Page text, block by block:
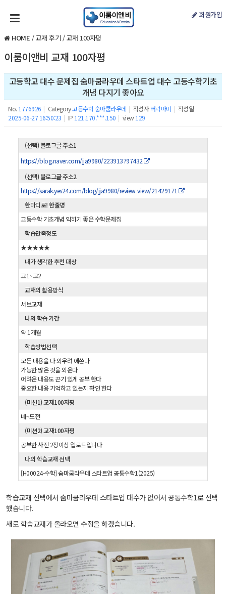
회원가입
HOME /교재 후기 /교재 100자평
이룸이앤비 교재 100자평
고등학교 대수 문제집 숨마쿰라우데 스타트업 대수 고등수학기초
개념 다지기 좋아요
No. 1776926 | Category고등수학 숨마쿰라우데 | 작성자 버럭마미 | 작성일
2025-06-27 16:50:23 | IP 121.170.***.150 | view 129
(선택) 블로그글 주소1
https://blog.naver.com/jja9980/223913797432
(선택) 블로그글 주소2
https://sarak.yes24.com/blog/jja9980/review-view/21429171
한마디로! 한줄평
고등수학 기초개념 익히기 좋은 수학문제집
학습만족정도
★★★★★
내가 생각한 추천 대상
고1~고2
교재의 활용방식
서브교재
나의 학습 기간
약 1개월
학습방법선택
모든 내용을 다 외우려 애쓴다
가능한 많은 것을 외운다
어려운 내용도 끈기 있게 공부 한다
중요한 내용 기억하고 있는지 확인 한다
(미션1) 교재100자평
네~도전
(미션2) 교재100자평
공부한 사진 2장이상 업로드입니다
나의 학습교재 선택
[H00024-수학] 숨마쿰라우데 스타트업 공통수학1(2025)
학습교재 선택에서 숨마쿰라우데 스타트업 대수가 없어서 공통수학1로 선택
했습니다.
새로 학습교재가 올라오면 수정을 하겠습니다.